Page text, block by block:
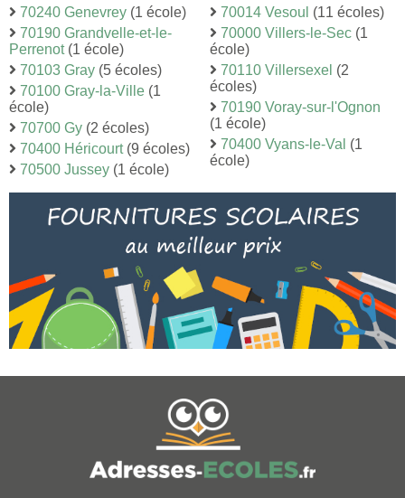
70240 Genevrey (1 école)
70190 Grandvelle-et-le-
Perrenot(1 école)
70103 Gray (5 écoles)
70100 Gray-la-Ville (1
école)
70700 Gy (2 écoles)
70400 Héricourt(9 écoles)
70500 Jussey (1 école)
70014 Vesoul (11 écoles)
70000 Villers-le-Sec (1
école)
70110 Villersexel (2
écoles)
70190 Voray-sur-l'Ognon
(1 école)
70400 Vyans-le-Val (1
école)